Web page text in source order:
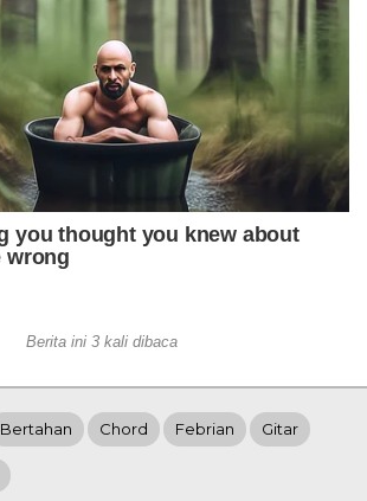
Berita ini 3 kali dibaca
Bertahan Chord Febrian Gitar